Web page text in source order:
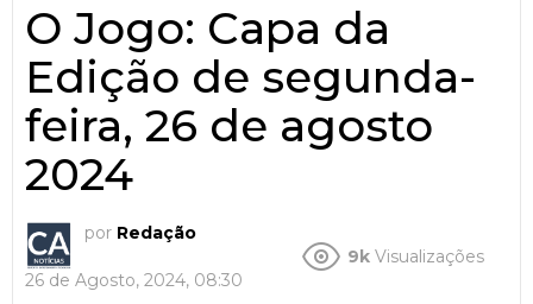
O Jogo: Capa da
Edição de segunda-
feira, 26 de agosto
2024
por Redação
26 de Agosto, 2024, 08:30
9k Visualizações